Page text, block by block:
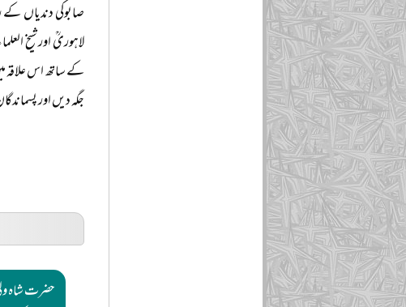
صابوکی دندیاں
لاہوریؒ اور شیخ
کے ساتھ اس علاقہ
جگہ دیں اور
حضرت شاہ